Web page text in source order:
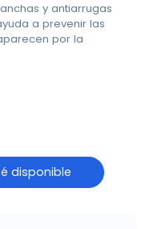
y antiarrugas
a prevenir las
por la
disponible